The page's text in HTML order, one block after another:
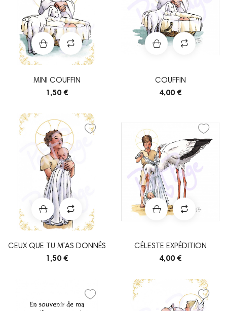
MINI COUFFIN
1,50 €
COUFFIN
4,00 €
CEUX QUE TU M'AS DONNÉS
1,50 €
CÉLESTE EXPÉDITION
4,00 €